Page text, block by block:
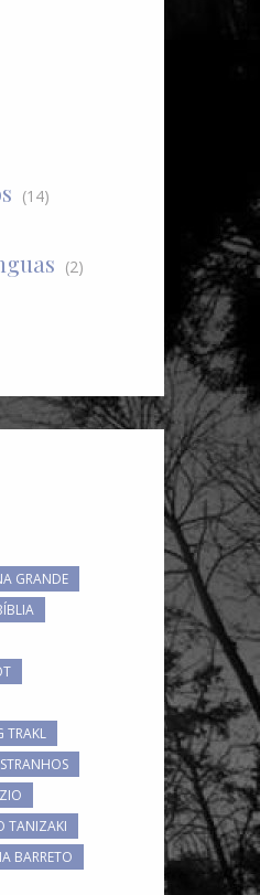
(14)
(2)
GRANDE
TRAKL
TANIZAKI
BARRETO